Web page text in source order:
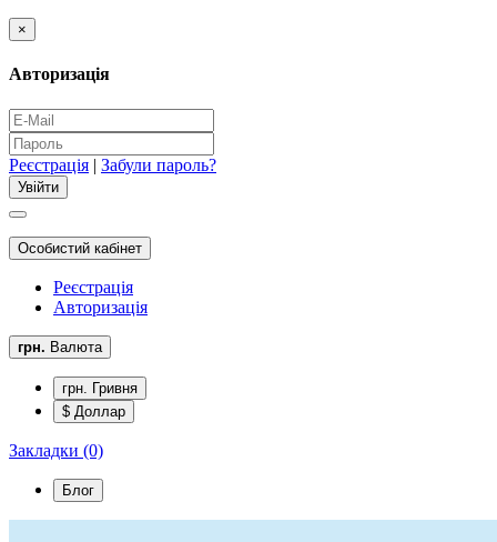
×
Авторизація
Реєстрація | Забули пароль?
Особистий кабінет
Реєстрація
Авторизація
грн. Валюта
грн. Гривня
$ Доллар
Закладки (0)
Блог